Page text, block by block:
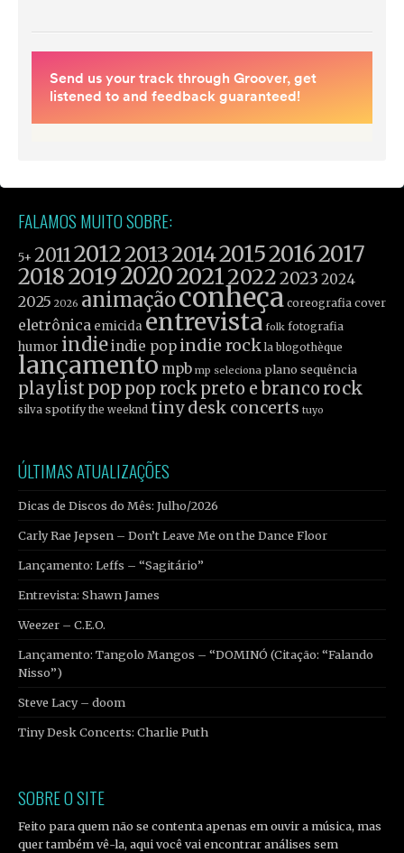
FALAMOS MUITO SOBRE:
5+ 2011201220132014201520162017
201820192020202120222023 2024
2025 2026 animaçãoconheça coreografia cover
eletrônica emicida entrevista folk fotografia
humor indieindie pop indie rock la blogothèque
lançamento mpb mp seleciona plano sequência
playlist poppop rock preto e branco rock
silva spotify the weeknd tiny desk concerts tuyo
ÚLTIMAS ATUALIZAÇÕES
Dicas de Discos do Mês: Julho/2026
Carly Rae Jepsen – Don’t Leave Me on the Dance Floor
Lançamento: Leffs – “Sagitário”
Entrevista: Shawn James
Weezer – C.E.O.
Lançamento: Tangolo Mangos – “DOMINÓ (Citação: “Falando
Nisso”)
Steve Lacy – doom
Tiny Desk Concerts: Charlie Puth
SOBRE O SITE
Feito para quem não se contenta apenas em ouvir a música, mas
quer também vê-la, aqui você vai encontrar análises sem